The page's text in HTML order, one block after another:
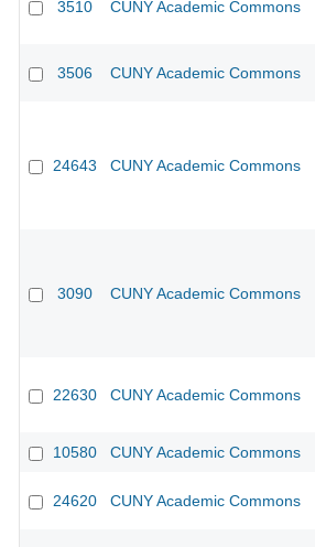
3510 CUNY Academic Commons
3506 CUNY Academic Commons
24643 CUNY Academic Commons
3090 CUNY Academic Commons
22630 CUNY Academic Commons
10580 CUNY Academic Commons
24620 CUNY Academic Commons